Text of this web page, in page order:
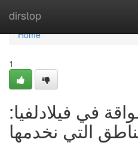
dirstop
Home
Home
1
في فيلادلفيا:
التي نخدمها